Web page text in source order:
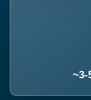
~3-